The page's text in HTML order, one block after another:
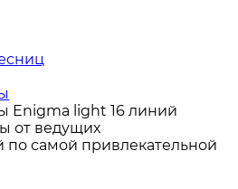
Enigma light 16 линий
от ведущих
по самой привлекательной